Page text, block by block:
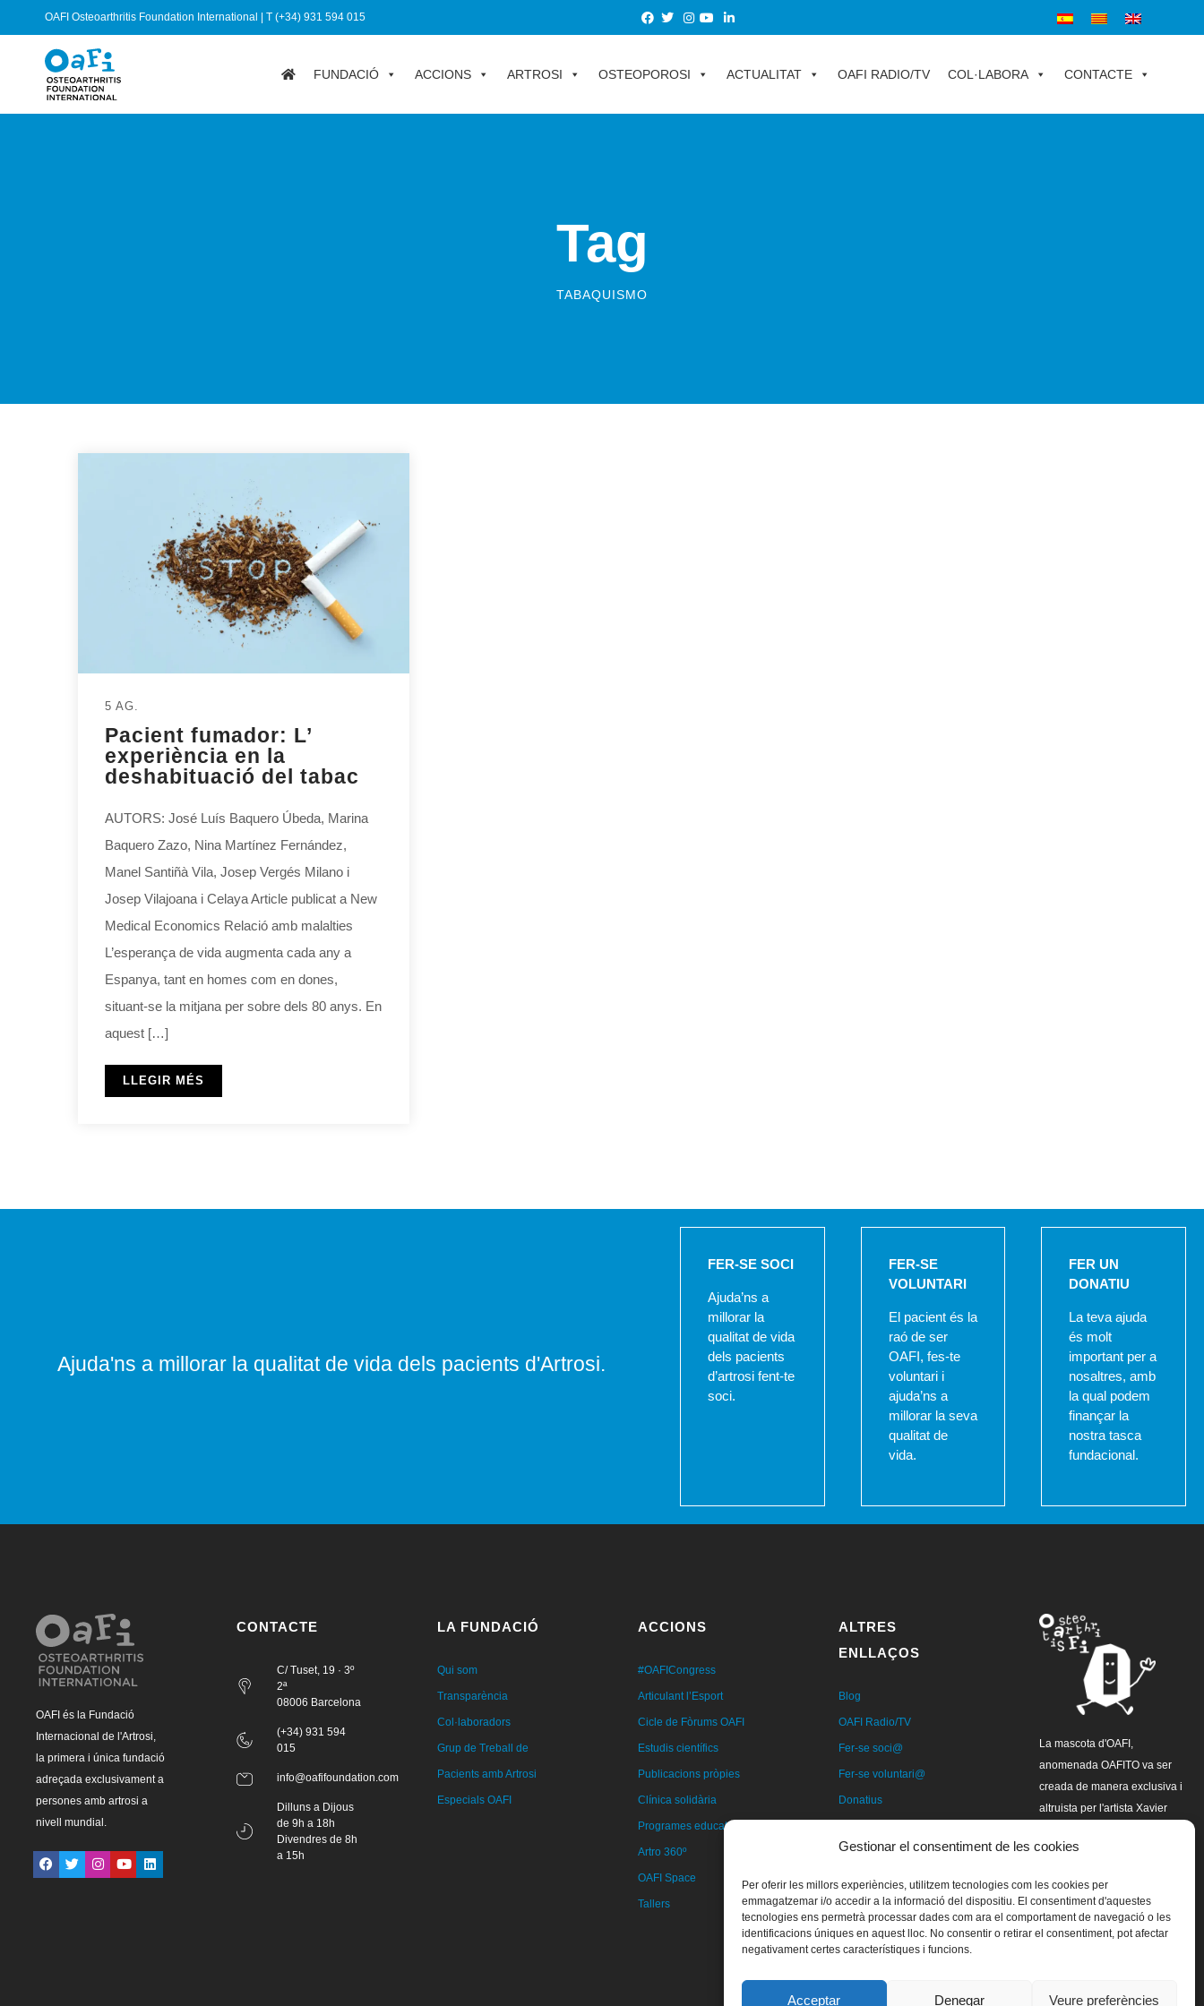
Gestionar el consentiment de les cookies
Per oferir les millors experiències, utilitzem tecnologies com les cookies per
emmagatzemar i/o accedir a la informació del dispositiu. El consentiment d'aquestes
tecnologies ens permetrà processar dades com ara el comportament de navegació o les
identificacions úniques en aquest lloc. No consentir o retirar el consentiment, pot afectar
negativament certes característiques i funcions.
Acceptar Denegar Veure preferències
OAFI Osteoarthritis Foundation International | T (+34) 931 594 015
FUNDACIÓ ACCIONS ARTROSI OSTEOPOROSI ACTUALITAT OAFI RADIO/TV COL·LABORA CONTACTE
Tag
TABAQUISMO
5 AG.
Pacient fumador: L’
experiència en la
deshabituació del tabac
AUTORS: José Luís Baquero Úbeda, Marina
Baquero Zazo, Nina Martínez Fernández,
Manel Santiñà Vila, Josep Vergés Milano i
Josep Vilajoana i Celaya Article publicat a New
Medical Economics Relació amb malalties
L’esperança de vida augmenta cada any a
Espanya, tant en homes com en dones,
situant-se la mitjana per sobre dels 80 anys. En
aquest […]
LLEGIR MÉS
Ajuda'ns a millorar la qualitat de vida dels pacients d'Artrosi.
FER-SE SOCI
Ajuda’ns a
millorar la
qualitat de vida
dels pacients
d’artrosi fent-te
soci.
FER-SE
VOLUNTARI
El pacient és la
raó de ser
OAFI, fes-te
voluntari i
ajuda’ns a
millorar la seva
qualitat de
vida.
FER UN
DONATIU
La teva ajuda
és molt
important per a
nosaltres, amb
la qual podem
finançar la
nostra tasca
fundacional.
OAFI és la Fundació
Internacional de l'Artrosi,
la primera i única fundació
adreçada exclusivament a
persones amb artrosi a
nivell mundial.
CONTACTE
C/ Tuset, 19 · 3º
2ª
08006 Barcelona
(+34) 931 594
015
info@oafifoundation.com
Dilluns a Dijous
de 9h a 18h
Divendres de 8h
a 15h
LA FUNDACIÓ
Qui som
Transparència
Col·laboradors
Grup de Treball de
Pacients amb Artrosi
Especials OAFI
ACCIONS
#OAFICongress
Articulant l’Esport
Cicle de Fòrums OAFI
Estudis científics
Publicacions pròpies
Clínica solidària
Programes educatius
Artro 360º
OAFI Space
Tallers
ALTRES
ENLLAÇOS
Blog
OAFI Radio/TV
Fer-se soci@
Fer-se voluntari@
Donatius
La mascota d'OAFI,
anomenada OAFITO va ser
creada de manera exclusiva i
altruista per l'artista Xavier